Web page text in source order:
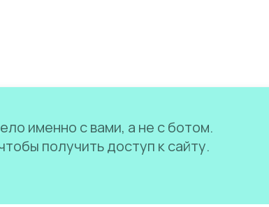
именно с вами, а не с ботом.
получить доступ к сайту.